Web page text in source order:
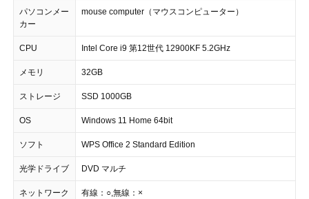
パソコンメー
カー
mouse computer（マウスコンピューター）
CPU Intel Core i9 第12世代 12900KF 5.2GHz
メモリ 32GB
ストレージ SSD 1000GB
OS Windows 11 Home 64bit
ソフト WPS Office 2 Standard Edition
光学ドライブ DVD マルチ
ネットワーク 有線：○,無線：×